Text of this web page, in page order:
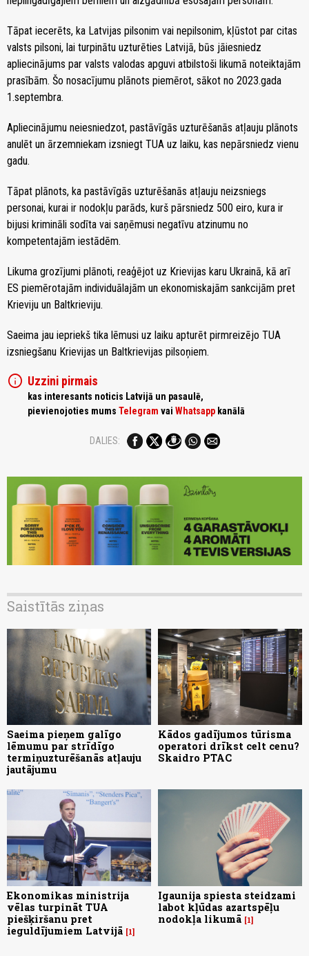
Tāpat iecerēts, ka Latvijas pilsonim vai nepilsonim, kļūstot par citas
valsts pilsoni, lai turpinātu uzturēties Latvijā, būs jāiesniedz
apliecinājums par valsts valodas apguvi atbilstoši likumā noteiktajām
prasībām. Šo nosacījumu plānots piemērot, sākot no 2023.gada
1.septembra.
Apliecinājumu neiesniedzot, pastāvīgās uzturēšanās atļauju plānots
anulēt un ārzemniekam izsniegt TUA uz laiku, kas nepārsniedz vienu
gadu.
Tāpat plānots, ka pastāvīgās uzturēšanās atļauju neizsniegs
personai, kurai ir nodokļu parāds, kurš pārsniedz 500 eiro, kura ir
bijusi krimināli sodīta vai saņēmusi negatīvu atzinumu no
kompetentajām iestādēm.
Likuma grozījumi plānoti, reaģējot uz Krievijas karu Ukrainā, kā arī
ES piemērotajām individuālajām un ekonomiskajām sankcijām pret
Krieviju un Baltkrieviju.
Saeima jau iepriekš tika lēmusi uz laiku apturēt pirmreizējo TUA
izsniegšanu Krievijas un Baltkrievijas pilsoņiem.
info Uzzini pirmais
kas interesants noticis Latvijā un pasaulē,
pievienojoties mums Telegram vai Whatsapp kanālā
DALIES:
Saistītās ziņas
Saeima pieņem galīgo
lēmumu par strīdīgo
termiņuzturēšanās atļauju
jautājumu
Kādos gadījumos tūrisma
operatori drīkst celt cenu?
Skaidro PTAC
Ekonomikas ministrija
vēlas turpināt TUA
piešķiršanu pret
ieguldījumiem Latvijā 1
Igaunija spiesta steidzami
labot kļūdas azartspēļu
nodokļa likumā 1